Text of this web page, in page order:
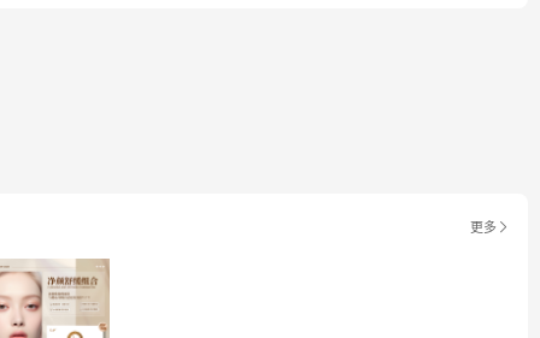
更多